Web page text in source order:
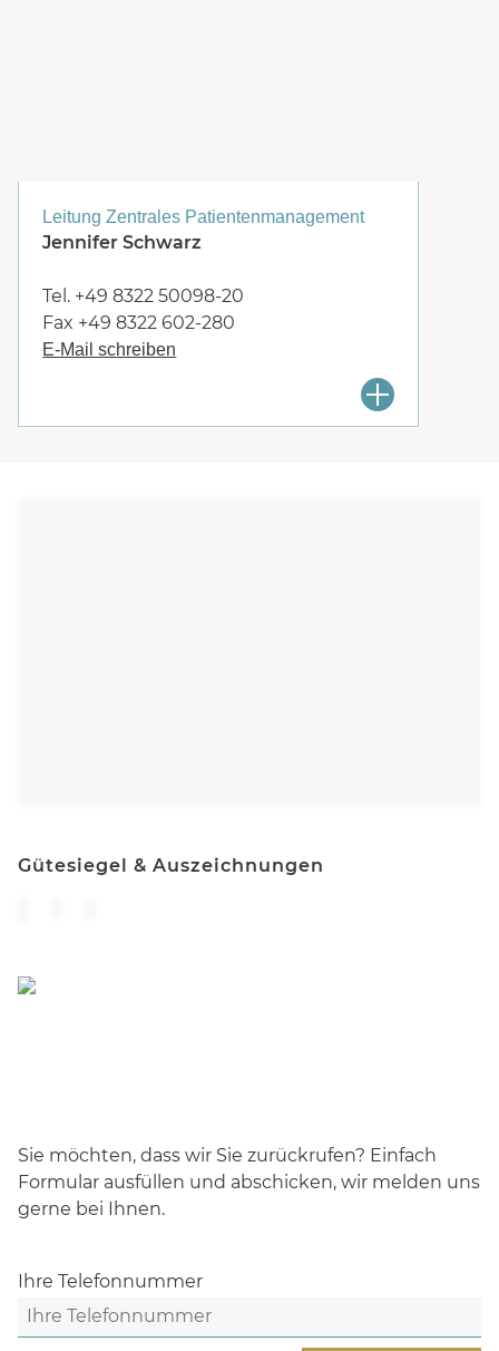
Leitung Zentrales Patientenmanagement
Jennifer Schwarz
+49 8322 50098-20
+49 8322 602-280
E-Mail schreiben
Gütesiegel & Auszeichnungen
Sie möchten, dass wir Sie zurückrufen? Einfach
Formular ausfüllen und abschicken, wir melden uns
gerne bei Ihnen.
Ihre Telefonnummer